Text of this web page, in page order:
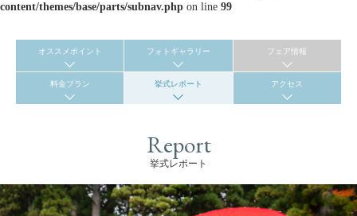
content/themes/base/parts/subnav.php on line 99
オススメポイント フォトギャラリー フェア情報
料金プラン 挙式レポート アクセス
Report
挙式レポート